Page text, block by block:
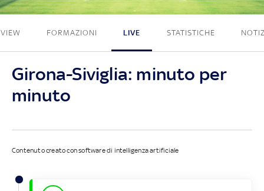
FORMAZIONI LIVE STATISTICHE
Girona-Siviglia: minuto per
minuto
Contenuto creato con software di intelligenza artificiale